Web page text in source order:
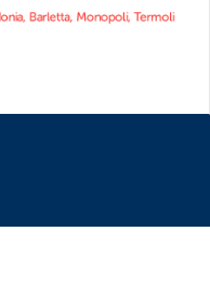
DISATTIVA